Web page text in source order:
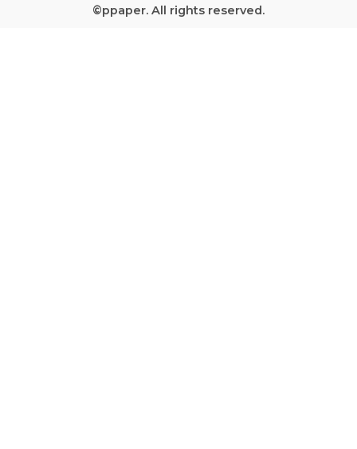
©ppaper. All rights reserved.